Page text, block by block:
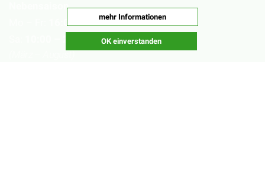
Nebensaison
16:00 – 20:00 Uhr
10:00 – 20:00 Uhr
mehr Informationen
OK einverstanden